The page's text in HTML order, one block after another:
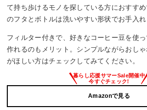
て持ち歩けるモノを探している方におすす
のフタとボトルは洗いやすい形状でお手入れ
フィルター付きで、好きなコーヒー豆を使
作れるのもメリット。シンプルながらおし
がほしい方はチェックしてみてください。
Amazonで見る